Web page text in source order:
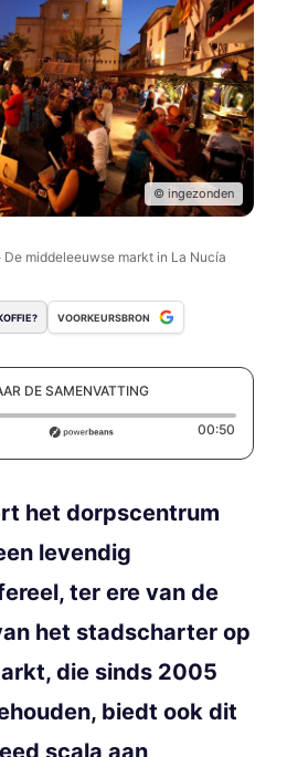
© ingezonden
De middeleeuwse markt in La Nucía
VOORKEURSBRON
DE SAMENVATTING
time: 0 seconds 00:50
het dorpscentrum
levendig
ter ere van de
het stadscharter op
die sinds 2005
biedt ook dit